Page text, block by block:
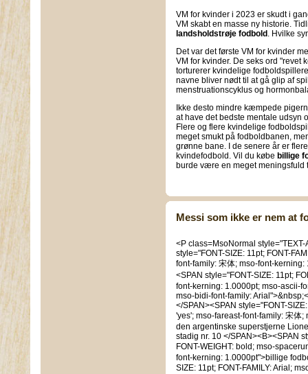
VM for kvinder i 2023 er skudt i
VM skabt en masse ny historie.
landsholdstrøje fodbold . Hvilke
Det var det første VM for kvinder
VM for kvinder. De seks ord "revet
torturerer kvindelige
navne bliver nødt til at gå glip af
menstruationscyklus og
Ikke desto mindre kæmpede
at have det bedste mentale udsyn
Flere og flere kvindelige
meget smukt på fodboldbanen,
grønne bane. I de senere år er
kvindefodbold. Vil du købe billige
burde være en meget meningsfuld
Messi som ikke er nem at
<P class=MsoNormal
style="FONT-SIZE: 11pt; FONT-
font-family: 宋体; mso-font-
<SPAN style="FONT-SIZE: 11pt;
font-kerning: 1.0000pt; mso-ascii-
mso-bidi-font-family:
</SPAN><SPAN style="FONT-
'yes'; mso-fareast-font-family: 宋体
den argentinske superstjerne
stadig nr. 10 </SPAN><B><SPAN
FONT-WEIGHT: bold; mso-
font-kerning: 1.0000pt">billige
SIZE: 11pt; FONT-FAMILY: Arial;